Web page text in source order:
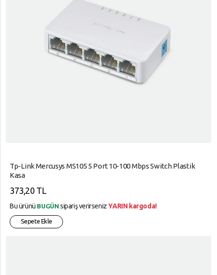
Tp-Link Mercusys MS105 5 Port 10-100 Mbps Switch Plastik
Kasa
373,20 TL
Bu ürünü BUGÜN sipariş verirsenizYARIN kargoda!
Sepete Ekle